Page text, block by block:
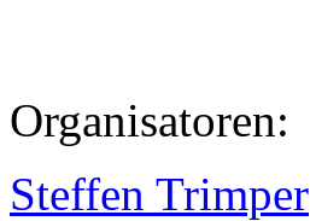
Organisatoren:
Steffen Trimper